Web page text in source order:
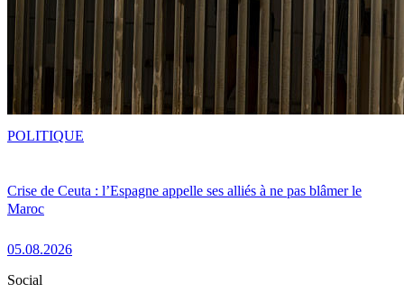
Crise de Ceuta : l’Espagne appelle ses alliés à ne pas blâmer le
Maroc
05.08.2026
POLITIQUE
Social